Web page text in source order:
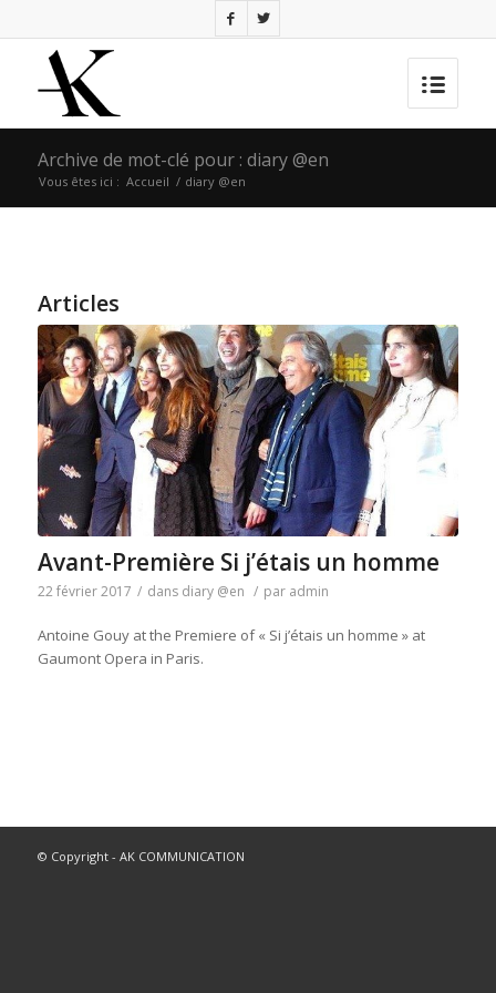
Archive de mot-clé pour : diary @en
Vous êtes ici : Accueil / diary @en
Articles
Avant-Première Si j’étais un homme
22 février 2017 / dans diary @en / par admin
Antoine Gouy at the Premiere of « Si j’étais un homme » at
Gaumont Opera in Paris.
© Copyright - AK COMMUNICATION